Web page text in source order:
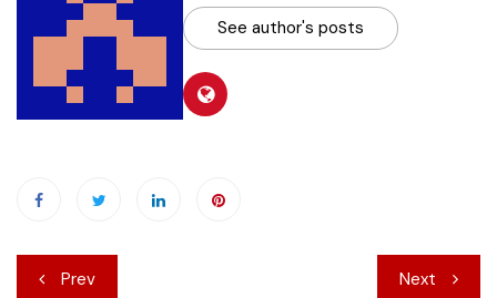
See author's posts
Navigation
Prev Next